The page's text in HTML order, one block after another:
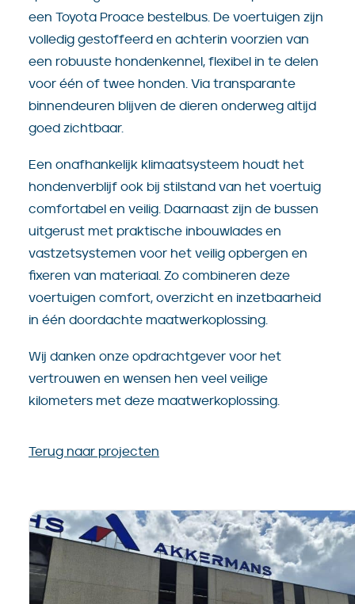
een Toyota Proace bestelbus. De voertuigen zijn
volledig gestoffeerd en achterin voorzien van
een robuuste hondenkennel, flexibel in te delen
voor één of twee honden. Via transparante
binnendeuren blijven de dieren onderweg altijd
goed zichtbaar.
Een onafhankelijk klimaatsysteem houdt het
hondenverblijf ook bij stilstand van het voertuig
comfortabel en veilig. Daarnaast zijn de bussen
uitgerust met praktische inbouwlades en
vastzetsystemen voor het veilig opbergen en
fixeren van materiaal. Zo combineren deze
voertuigen comfort, overzicht en inzetbaarheid
in één doordachte maatwerkoplossing.
Wij danken onze opdrachtgever voor het
vertrouwen en wensen hen veel veilige
kilometers met deze maatwerkoplossing.
Terug naar projecten